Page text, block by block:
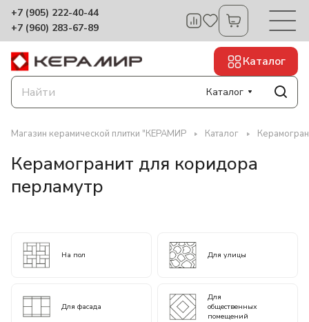
+7 (905) 222-40-44
+7 (960) 283-67-89
Каталог
Каталог
Магазин керамической плитки "КЕРАМИР Каталог
Керамогранит для коридора
перламутр
На пол Для улицы
Для фасада
Для
общественных
помещений